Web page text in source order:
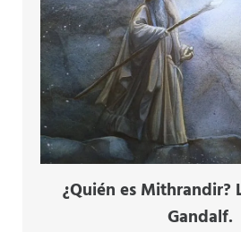
¿Quién es Mithrandir?
Gandalf.